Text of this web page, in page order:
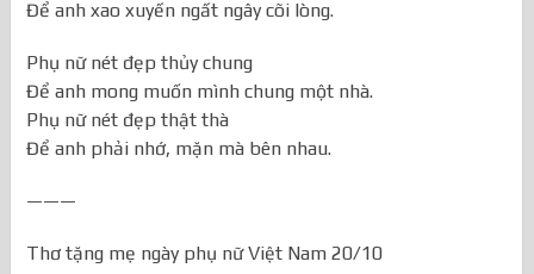
Để anh xao xuyến ngất ngây cõi lòng.
Phụ nữ nét đẹp thủy chung
Để anh mong muốn mình chung một nhà.
Phụ nữ nét đẹp thật thà
Để anh phải nhớ, mặn mà bên nhau.
———
Thơ tặng mẹ ngày phụ nữ Việt Nam 20/10